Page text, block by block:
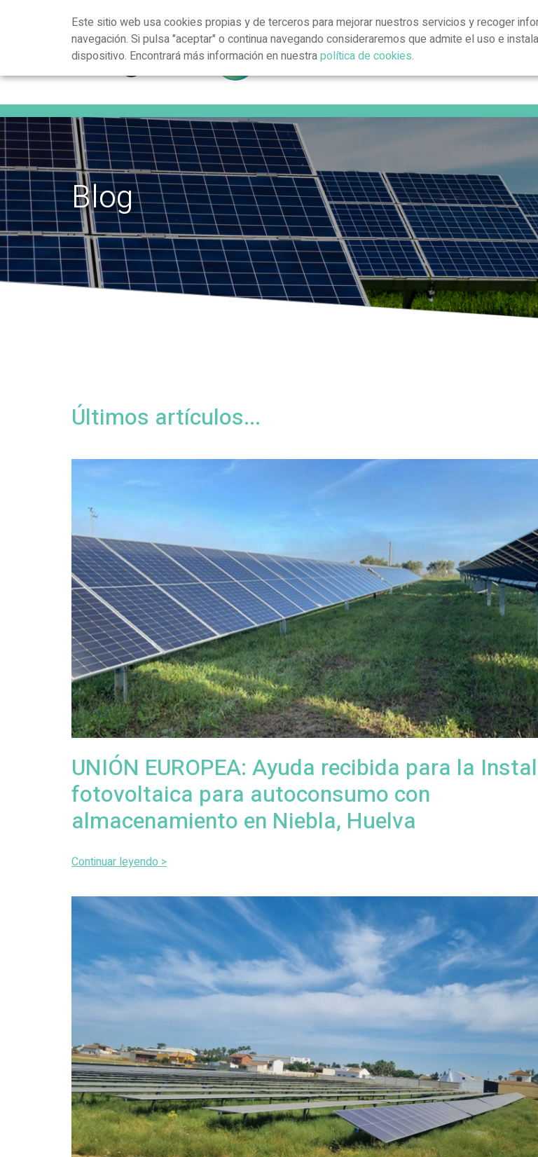
Este sitio web usa cookies propias y de terceros para mejorar nuestros servicios y recoger
navegación. Si pulsa "aceptar" o continua navegando consideraremos que admite el uso e
dispositivo. Encontrará más información en nuestrapolítica de cookies.
Blog
Últimos artículos...
UNIÓN EUROPEA: Ayuda recibida para la
fotovoltaica para autoconsumo con
almacenamiento en Niebla, Huelva
Continuar leyendo >